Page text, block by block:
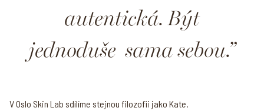
autentická. Být
jednoduše sama sebou.
V Oslo Skin Lab sdílíme stejnou filozofii jako Kate.